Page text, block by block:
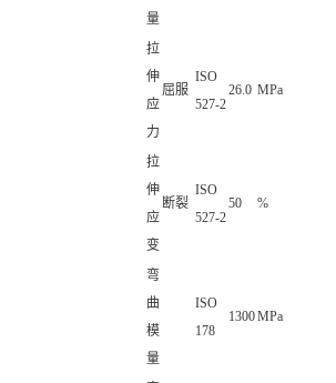
量
拉
伸
应
力
屈服
ISO
527-2
26.0 MPa
拉
伸
应
变
断裂
ISO
527-2
50 %
弯
曲
模
量
ISO
178
1300MPa